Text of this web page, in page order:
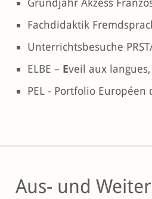
Fachdidaktik
Unterrichtsbesuche
ELBE – Eveil aux langues,
PEL - Portfolio Européen
Aus- und